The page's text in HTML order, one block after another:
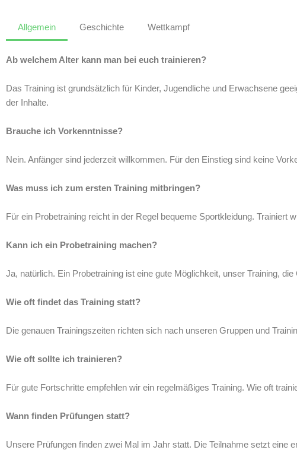
Allgemein Geschichte Wettkampf
Ab welchem Alter kann man bei euch trainieren?
Das Training ist grundsätzlich für Kinder, Jugendliche und Erwachsene
der Inhalte.
Brauche ich Vorkenntnisse?
Nein. Anfänger sind jederzeit willkommen. Für den Einstieg sind keine
Was muss ich zum ersten Training mitbringen?
Für ein Probetraining reicht in der Regel bequeme Sportkleidung. Trainiert
Kann ich ein Probetraining machen?
Ja, natürlich. Ein Probetraining ist eine gute Möglichkeit, unser Training,
Wie oft findet das Training statt?
Die genauen Trainingszeiten richten sich nach unseren Gruppen und
Wie oft sollte ich trainieren?
Für gute Fortschritte empfehlen wir ein regelmäßiges Training. Wie oft
Wann finden Prüfungen statt?
Unsere Prüfungen finden zwei Mal im Jahr statt. Die Teilnahme setzt eine